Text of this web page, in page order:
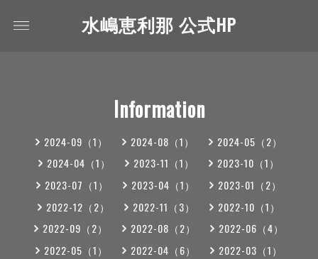
水嶋恵利那 公式HP
Information
2024-09（1） 2024-08（1）
2024-05（2）
2024-04（1）
2023-11（1）
2023-10（1）
2023-07（1）
2023-04（1）
2023-01（2）
2022-12（2）
2022-11（3）
2022-10（1）
2022-09（2）
2022-08（2）
2022-06（4）
2022-05（1）
2022-04（6）
2022-03（1）